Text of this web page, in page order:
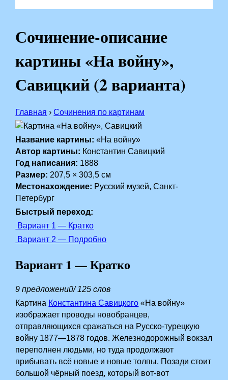
Сочинение-описание
картины «На войну»,
Савицкий (2 варианта)
Главная › Сочинения по картинам
Название картины: «На войну»
Автор картины: Константин Савицкий
Год написания: 1888
Размер: 207,5 × 303,5 см
Местонахождение: Русский музей, Санкт-
Петербург
Быстрый переход:
Вариант 1 — Кратко
Вариант 2 — Подробно
Вариант 1 — Кратко
9 предложений/ 125 слов
Картина Константина Савицкого «На войну»
изображает проводы новобранцев,
отправляющихся сражаться на Русско-турецкую
войну 1877—1878 годов. Железнодорожный вокзал
переполнен людьми, но туда продолжают
прибывать всё новые и новые толпы. Позади стоит
большой чёрный поезд, который вот-вот